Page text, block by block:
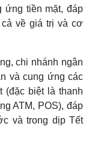
ứng tiền mặt, đáp
về giá trị và cơ
chi nhánh ngân
và cung ứng các
(đặc biệt là thanh
ATM, POS), đáp
và trong dịp Tết